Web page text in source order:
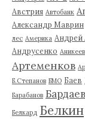
Австрия Автобанк
Александр Маврин
лес Америка Андрей
Андрусенко
Артеменков
Б.Степанов БМО Баев
Барабанов Бардаев
Белкард Белкин